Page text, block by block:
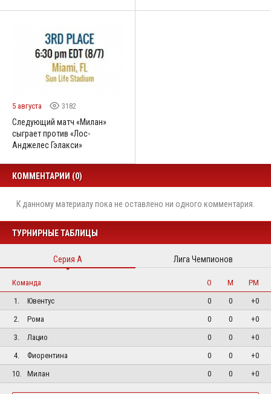
5 августа 3182
Следующий матч «Милан»
сыграет против «Лос-
Анджелес Гэлакси»
КОММЕНТАРИИ (0)
К данному материалу пока не оставлено ни одного комментария.
ТУРНИРНЫЕ ТАБЛИЦЫ
Серия А Лига Чемпионов
Команда О М
РМ
1.
Ювентус 0 0
+0
2.
Рома 0 0
+0
3.
Лацио 0 0
+0
4.
Фиорентина 0 0
+0
10.
Милан 0 0 +0